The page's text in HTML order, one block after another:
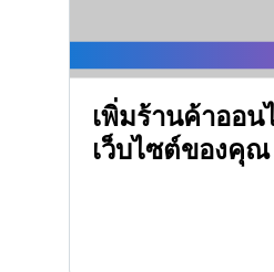
ปรับแต่งส่วนเกี่ยวกั
ปรับแต่งส่วนเนื้อหา
บทเรียนที่ 18 (จาก 23)
แก้ไขส่วนท้ายของ
เพิ่มร้านค้าออน
เว็บไซต์ของคุณ